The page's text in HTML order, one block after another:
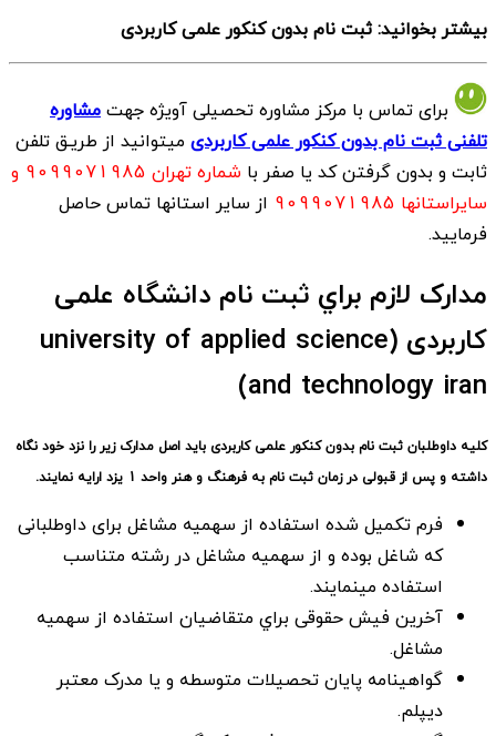
بیشتر بخوانید: ثبت نام بدون کنکور علمی کاربردی
برای تماس با مرکز مشاوره تحصیلی آویژه جهتمشاوره
تلفنی ثبت نام بدون کنکور علمی کاربردی میتوانید از طریـق تلفن
ثابت و بدون گرفتن کد یا صفر با
شماره تهران 9099071985 و
سایراستانها 9099071985
از سایر استانها تماس حاصل
فرمایید.
مدارک لازم براي ثبت نام دانشگاه علمی
کاربردی (university of applied science
and technology iran)
كليه داوطلبان ثبت نام بدون کنکور علمی کاربردی باید اصل مدارک زير را نزد خود نگاه
داشته و پس از قبولی در زمان ثبت نام به فرهنگ و هنر واحد 1 یزد ارايه نمايند.
فرم تكميل شده استفاده از سهميه مشاغل برای داوطلبانی
كه شاغل بوده و از سهميه مشاغل در رشته متناسب
استفاده مينمايند.
آخرين فيش حقوقی براي متقاضيان استفاده از سهميه
مشاغل.
گواهينامه پايان تحصيلات متوسطه و يا مدرک معتبر
ديپلم.